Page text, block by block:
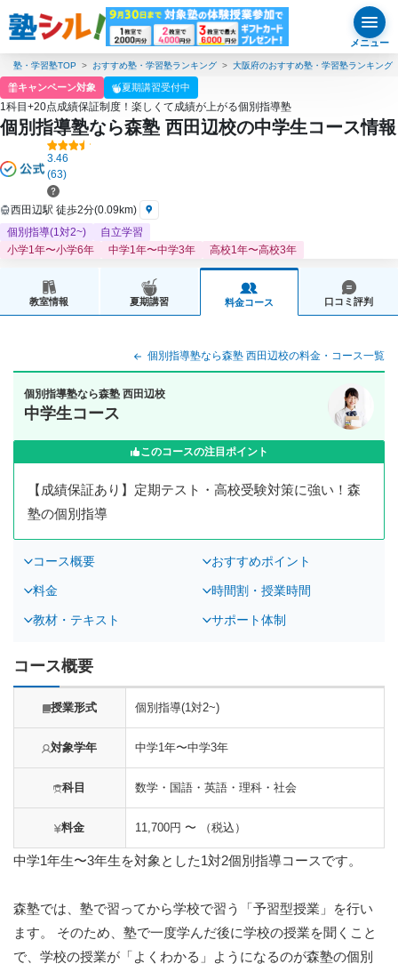
メニュー
塾・学習塾TOP おすすめ塾・学習塾ランキング 大阪府のおすすめ塾・学習塾ランキング
キャンペーン対象 夏期講習受付中
1科目+20点成績保証制度！楽しくて成績が上がる個別指導塾
個別指導塾なら森塾 西田辺校の中学生コース情報
3.46
(63)
西田辺駅 徒歩2分(0.09km)
個別指導(1対2~)
自立学習
小学1年〜小学6年
中学1年〜中学3年 高校1年〜高校3年
教室情報 夏期講習 料金コース 口コミ評判
個別指導塾なら森塾 西田辺校の料金・コース一覧
個別指導塾なら森塾 西田辺校
中学生コース
このコースの注目ポイント
【成績保証あり】定期テスト・高校受験対策に強い！森
塾の個別指導
コース概要 おすすめポイント
料金 時間割・授業時間
教材・テキスト サポート体制
コース概要
授業形式 個別指導(1対2~)
対象学年 中学1年〜中学3年
科目 数学・国語・英語・理科・社会
料金 11,700円 〜 （税込）
中学1年生〜3年生を対象とした1対2個別指導コースです。
森塾では、塾で習ってから学校で習う「予習型授業」を行い
ます。 そのため、塾で一度学んだ後に学校の授業を聞くこと
で、学校の授業が「よくわかる」ようになるのが森塾の個別